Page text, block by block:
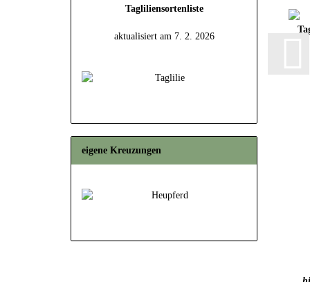
Tagliliensortenliste
aktualisiert am 7. 2. 2026
eigene Kreuzungen